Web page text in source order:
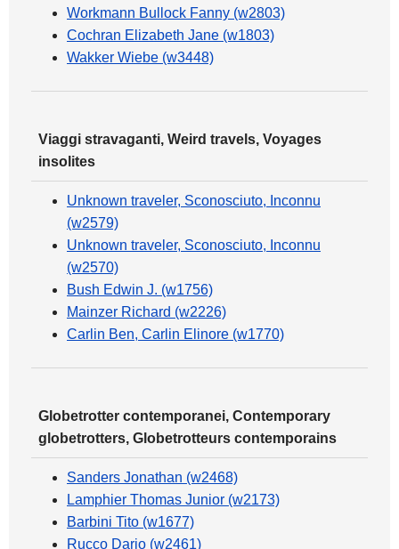
Workmann Bullock Fanny (w2803)
Cochran Elizabeth Jane (w1803)
Wakker Wiebe (w3448)
Viaggi stravaganti, Weird travels, Voyages
insolites
Unknown traveler, Sconosciuto, Inconnu
(w2579)
Unknown traveler, Sconosciuto, Inconnu
(w2570)
Bush Edwin J. (w1756)
Mainzer Richard (w2226)
Carlin Ben, Carlin Elinore (w1770)
Globetrotter contemporanei, Contemporary
globetrotters, Globetrotteurs contemporains
Sanders Jonathan (w2468)
Lamphier Thomas Junior (w2173)
Barbini Tito (w1677)
Rucco Dario (w2461)